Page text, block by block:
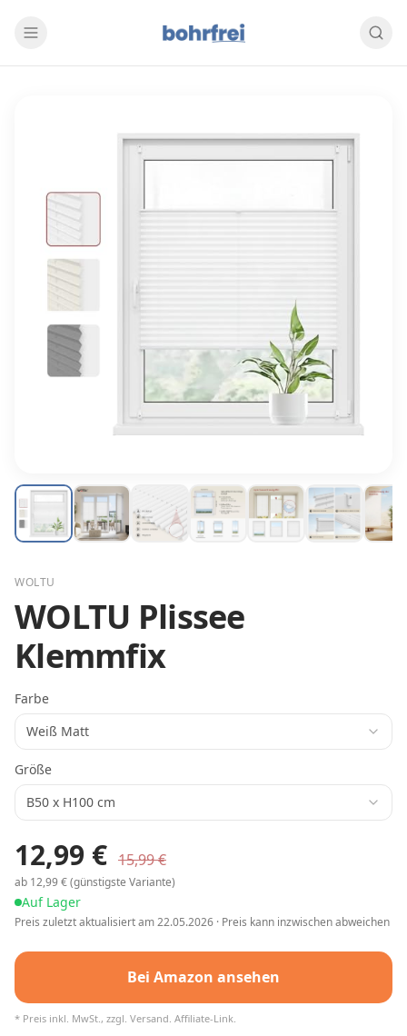
WOLTU
WOLTU Plissee
Klemmfix
Farbe
Weiß Matt
Größe
B50 x H100 cm
12,99 € 15,99€
ab 12,99€ (günstigste Variante)
Auf Lager
Preis zuletzt aktualisiert am22.05.2026 · Preis kann inzwischen abweichen
Bei Amazon ansehen
* Preis inkl. MwSt., zzgl. Versand. Affiliate-Link.